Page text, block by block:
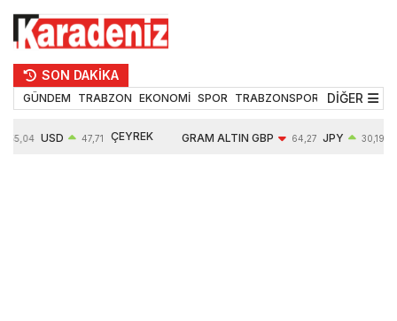
SON DAKİKA
GÜNDEM TRABZON EKONOMİ SPOR TRABZONSPOR TEKNOLOJİ
DİĞER
55,04 USD 47,71 ÇEYREK GRAM ALTIN GBP 64,27 JPY 30,19